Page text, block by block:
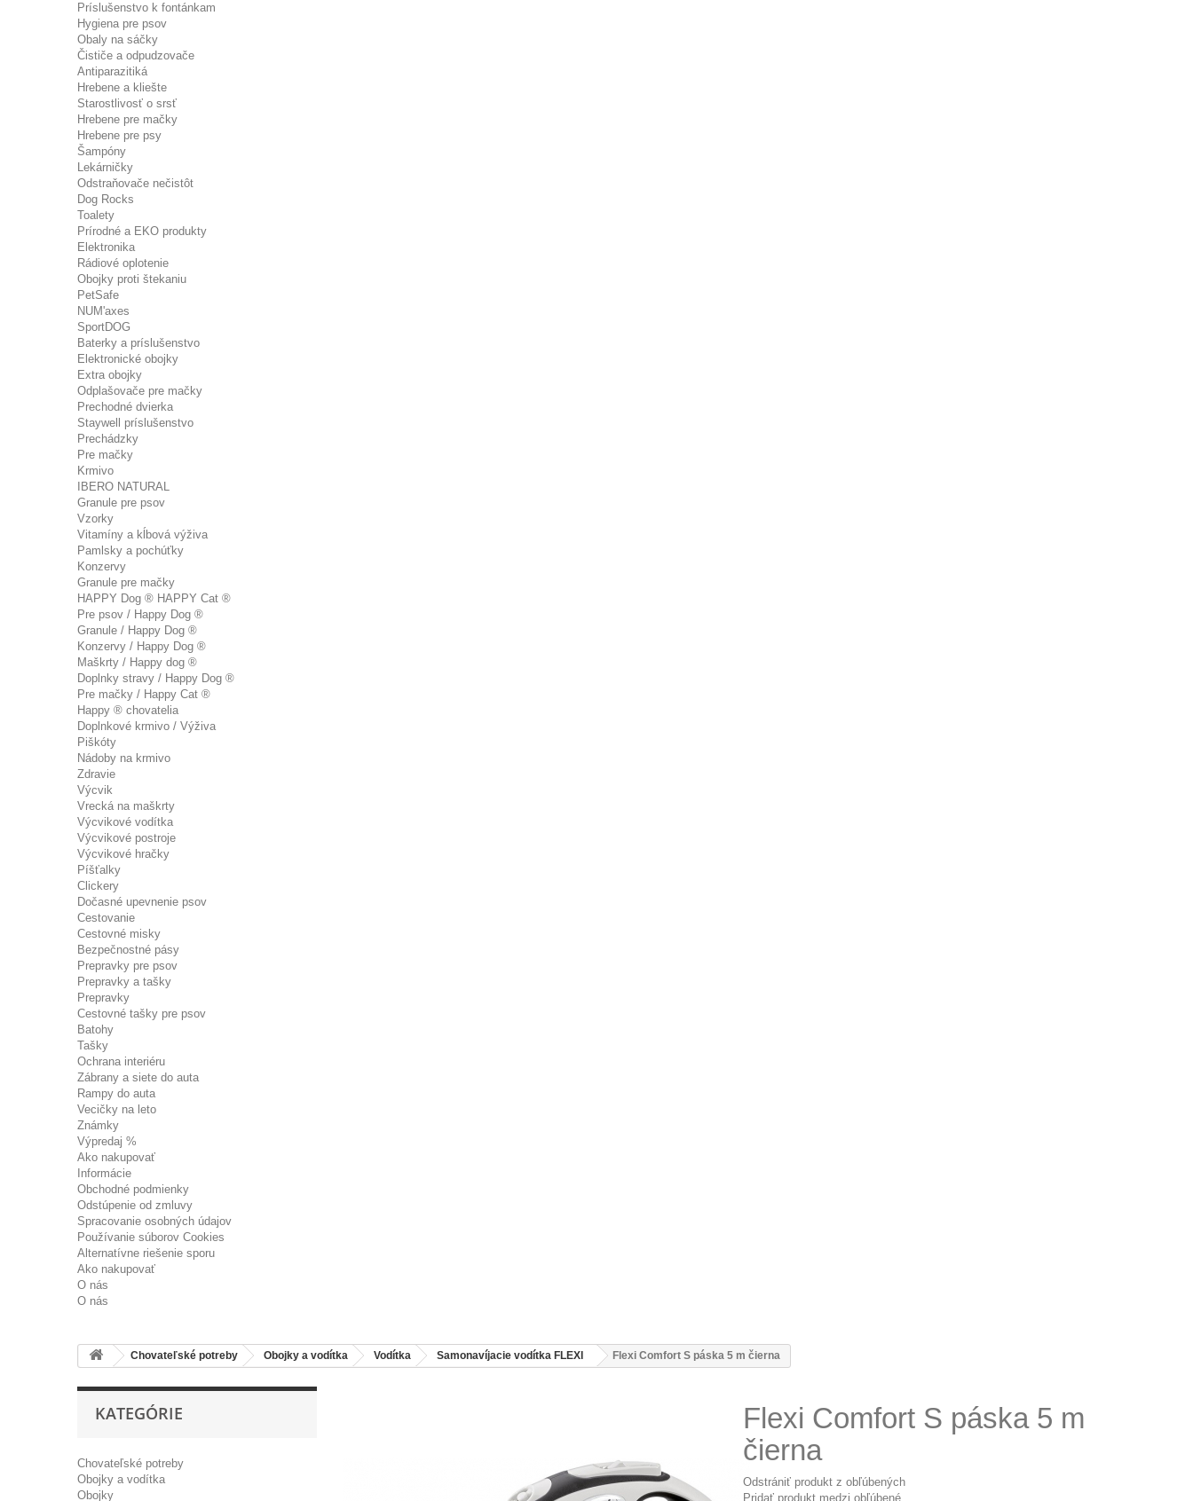
Príslušenstvo k fontánkam
Hygiena pre psov
Obaly na sáčky
Čističe a odpudzovače
Antiparazitiká
Hrebene a kliešte
Starostlivosť o srsť
Hrebene pre mačky
Hrebene pre psy
Šampóny
Lekárničky
Odstraňovače nečistôt
Dog Rocks
Toalety
Prírodné a EKO produkty
Elektronika
Rádiové oplotenie
Obojky proti štekaniu
PetSafe
NUM'axes
SportDOG
Baterky a príslušenstvo
Elektronické obojky
Extra obojky
Odplašovače pre mačky
Prechodné dvierka
Staywell príslušenstvo
Prechádzky
Pre mačky
Krmivo
IBERO NATURAL
Granule pre psov
Vzorky
Vitamíny a kĺbová výživa
Pamlsky a pochúťky
Konzervy
Granule pre mačky
HAPPY Dog ® HAPPY Cat ®
Pre psov / Happy Dog ®
Granule / Happy Dog ®
Konzervy / Happy Dog ®
Maškrty / Happy dog ®
Doplnky stravy / Happy Dog ®
Pre mačky / Happy Cat ®
Happy ® chovatelia
Doplnkové krmivo / Výživa
Piškóty
Nádoby na krmivo
Zdravie
Výcvik
Vrecká na maškrty
Výcvikové vodítka
Výcvikové postroje
Výcvikové hračky
Píšťalky
Clickery
Dočasné upevnenie psov
Cestovanie
Cestovné misky
Bezpečnostné pásy
Prepravky pre psov
Prepravky a tašky
Prepravky
Cestovné tašky pre psov
Batohy
Tašky
Ochrana interiéru
Zábrany a siete do auta
Rampy do auta
Vecičky na leto
Známky
Výpredaj %
Ako nakupovať
Informácie
Obchodné podmienky
Odstúpenie od zmluvy
Spracovanie osobných údajov
Používanie súborov Cookies
Alternatívne riešenie sporu
Ako nakupovať
O nás
O nás
Chovateľské potreby Obojky a vodítka Vodítka Samonavíjacie vodítka FLEXI Flexi Comfort S páska 5 m čierna
KATEGÓRIE
Chovateľské potreby
Obojky a vodítka
Obojky
Flexi Comfort S páska 5 m
čierna
Odstrániť produkt z obľúbených
Pridať produkt medzi obľúbené